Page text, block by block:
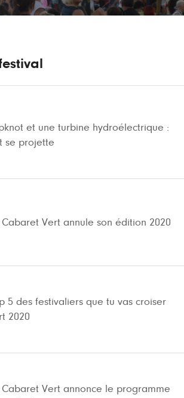
et une turbine hydroélectrique :
se projette
Cabaret Vert annule son édition 2020
5 des festivaliers que tu vas croiser
2020
Cabaret Vert annonce le programme